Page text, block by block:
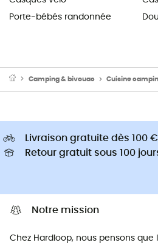
Porte-bébés randonnée
Camping & bivouac Cuisine
Livraison gratuite dès 100 €
Retour gratuit sous 100
Notre mission
Chez Hardloop, nous pensons que